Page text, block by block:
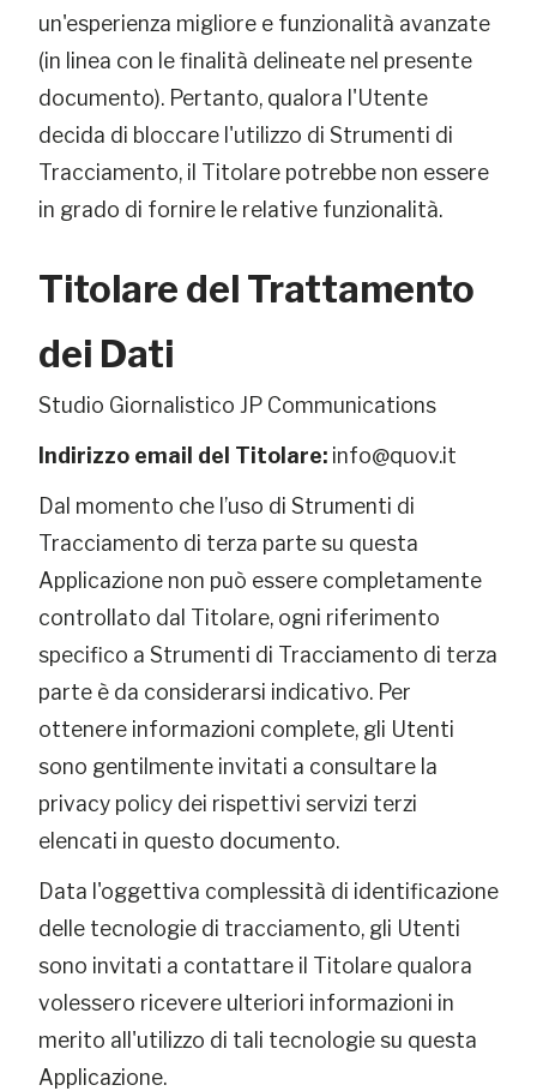
un'esperienza migliore e funzionalità avanzate
(in linea con le finalità delineate nel presente
documento). Pertanto, qualora l'Utente
decida di bloccare l'utilizzo di Strumenti di
Tracciamento, il Titolare potrebbe non essere
in grado di fornire le relative funzionalità.
Titolare del Trattamento
dei Dati
Studio Giornalistico JP Communications
Indirizzo email del Titolare: info@quov.it
Dal momento che l’uso di Strumenti di
Tracciamento di terza parte su questa
Applicazione non può essere completamente
controllato dal Titolare, ogni riferimento
specifico a Strumenti di Tracciamento di terza
parte è da considerarsi indicativo. Per
ottenere informazioni complete, gli Utenti
sono gentilmente invitati a consultare la
privacy policy dei rispettivi servizi terzi
elencati in questo documento.
Data l'oggettiva complessità di identificazione
delle tecnologie di tracciamento, gli Utenti
sono invitati a contattare il Titolare qualora
volessero ricevere ulteriori informazioni in
merito all'utilizzo di tali tecnologie su questa
Applicazione.